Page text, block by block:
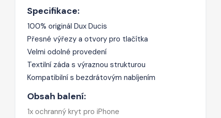
Specifikace:
100% originál Dux Ducis
Přesné výřezy a otvory pro tlačítka
Velmi odolné provedení
Textilní záda s výraznou strukturou
Kompatibilní s bezdrátovým nabíjením
Obsah balení:
1x ochranný kryt pro iPhone